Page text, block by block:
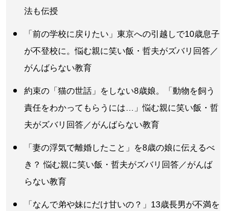
法も伝授
「前の学校に戻りたい」東京への引越しで10歳息子
が不登校に。悩む親に笑い飯・哲夫がズバリ回答／
がんばらない教育
約束の「猫の世話」をしない8歳娘。「動物を飼う
責任をわかってもらうには…」悩む親に笑い飯・哲
夫がズバリ回答／がんばらない教育
「妻の浮気で離婚したこと」を8歳の娘に伝えるべ
き？ 悩む親に笑い飯・哲夫がズバリ回答／がんば
らない教育
「なんで弟や妹にだけ甘いの？」13歳長男が不満を